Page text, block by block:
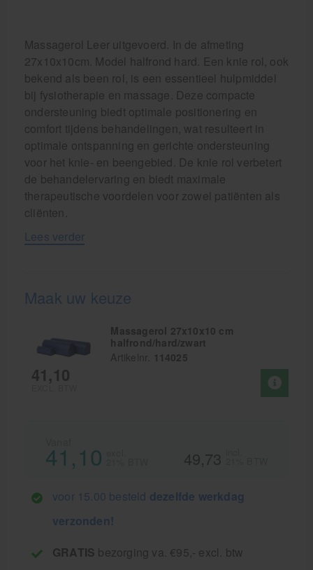
Massagerol Leer uitgevoerd. In de afmeting
27x10x10cm. Model halfrond hard. Een knie rol, ook
bekend als been rol, is een essentieel hulpmiddel
bij fysiotherapie en massage. Deze compacte
ondersteuning biedt optimale positionering en
comfort tijdens behandelingen, wat resulteert in
optimale ontspanning en gerichte ondersteuning
voor het knie- en beengebied. De knie rol verbetert
de behandelervaring en biedt maximale
therapeutische voordelen voor zowel patiënten als
cliënten.
Lees verder
Maak uw keuze
Massagerol 27x10x10 cm
halfrond/hard/zwart
Artikelnr. 114025
41,10
41,10 49,73
voor 15.00 besteld dezelfde werkdag
verzonden!
GRATIS bezorging va. €95,- excl. btw